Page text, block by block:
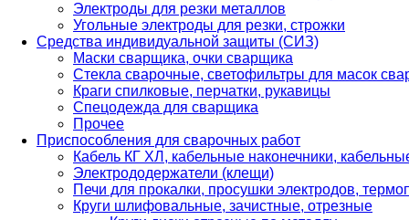
Электроды для резки металлов
Угольные электроды для резки, строжки
Средства индивидуальной защиты (СИЗ)
Маски сварщика, очки сварщика
Стекла сварочные, светофильтры для масок
Краги спилковые, перчатки, рукавицы
Спецодежда для сварщика
Прочее
Приспособления для сварочных работ
Кабель КГ ХЛ, кабельные наконечники,
Электрододержатели (клещи)
Печи для прокалки, просушки электродов,
Круги шлифовальные, зачистные, отрезные